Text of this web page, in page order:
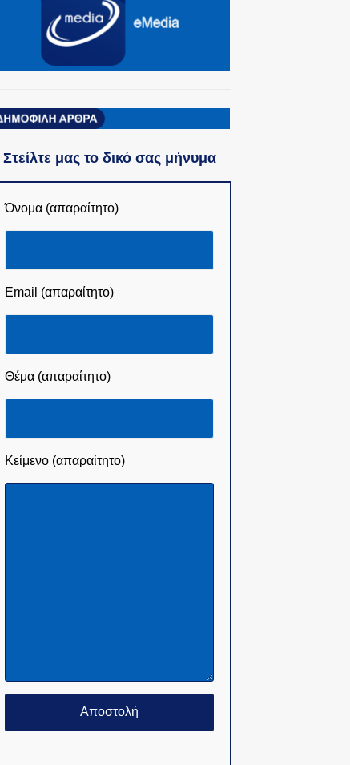
Στείλτε μας το δικό σας μήνυμα
Όνομα (απαραίτητο)
Email (απαραίτητο)
Θέμα (απαραίτητο)
Κείμενο (απαραίτητο)